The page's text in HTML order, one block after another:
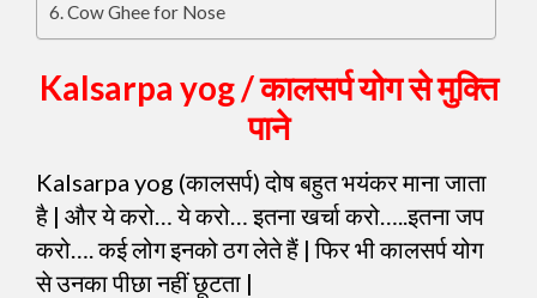
Cow Ghee for Nose
Kalsarpa yog / कालसर्प योग से मुक्ति
पाने
Kalsarpa yog (कालसर्प) दोष बहुत भयंकर माना जाता
है | और ये करो… ये करो… इतना खर्चा करो…..इतना जप
करो…. कई लोग इनको ठग लेते हैं | फिर भी कालसर्प योग
से उनका पीछा नहीं छूटता |